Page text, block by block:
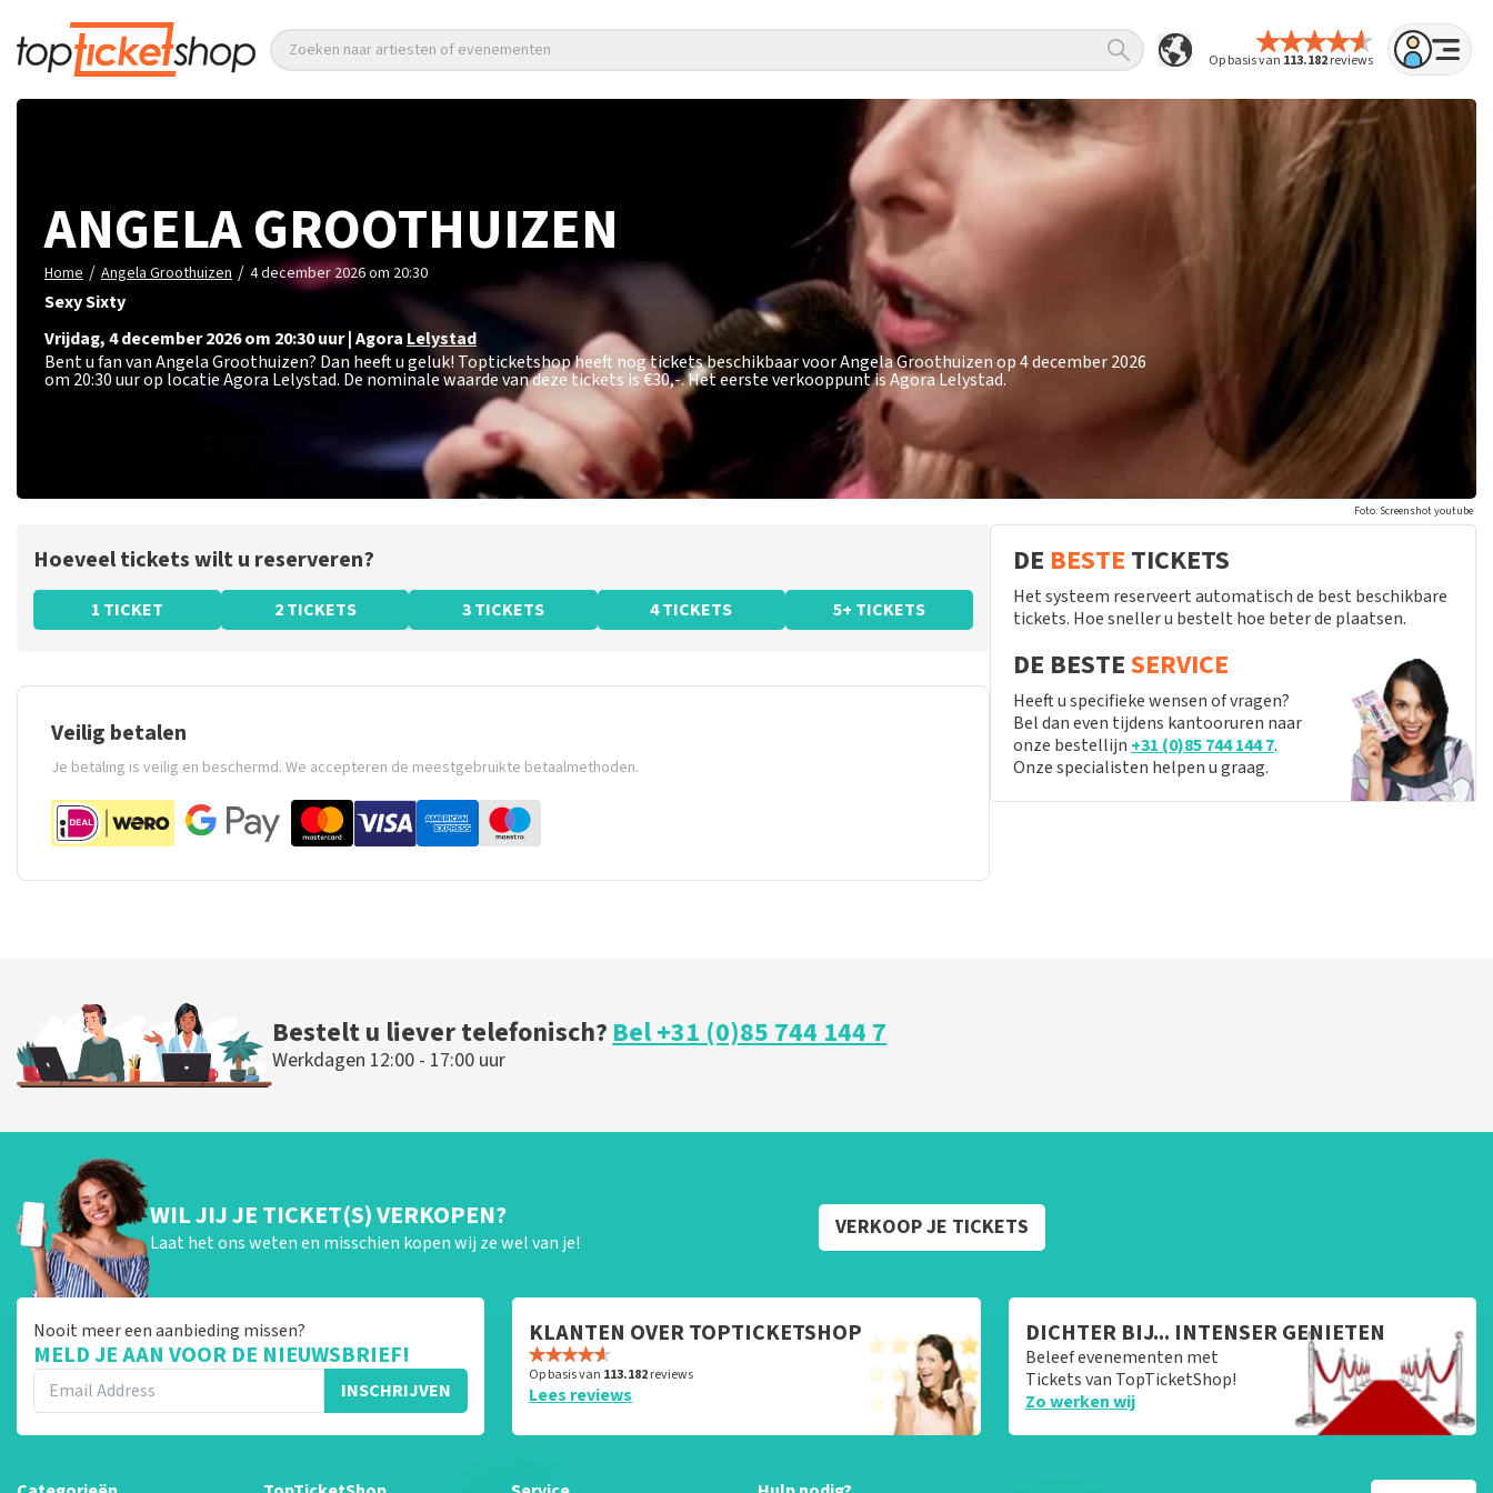
Op basis van 113.182reviews
Zoeken naar artiesten of evenementen
ANGELA GROOTHUIZEN
Home / Angela Groothuizen / 4 december 2026 om 20:30
Sexy Sixty
vrijdag,4 december 2026 om 20:30uur|Agora Lelystad
Bent u fan van Angela Groothuizen? Dan heeft u geluk! Topticketshop heeft nog tickets beschikbaar voor Angela Groothuizen op 4 december 2026
om 20:30 uur op locatie Agora Lelystad. De nominale waarde van deze tickets is€30,-. Het eerste verkooppunt is Agora Lelystad.
Foto: Screenshot youtube
Hoeveel tickets wilt u reserveren?
1 TICKET 2 TICKETS 3 TICKETS 4 TICKETS 5+ TICKETS
Veilig betalen
Je betaling is veilig en beschermd. We accepteren de meestgebruikte betaalmethoden.
DE BESTE TICKETS
Het systeem reserveert automatisch de best beschikbare
tickets. Hoe sneller u bestelt hoe beter de plaatsen.
DE BESTESERVICE
Heeft u specifieke wensen of vragen?
Bel dan even tijdens kantooruren naar
onze bestellijn +31 (0)85 744 144 7.
Onze specialisten helpen u graag.
Bestelt u liever telefonisch?Bel +31 (0)85 744 144 7
Werkdagen 12:00 - 17:00 uur
WIL JIJ JE TICKET(S) VERKOPEN?
Laat het ons weten en misschien kopen wij ze wel van je!
VERKOOP JE TICKETS
Nooit meer een aanbieding missen?
MELD JE AAN VOOR DE NIEUWSBRIEF!
INSCHRIJVEN
KLANTEN OVER TOPTICKETSHOP
Op basis van 113.182reviews
Lees reviews
DICHTER BIJ... INTENSER GENIETEN
Beleef evenementen met
Tickets van TopTicketShop!
Zo werken wij